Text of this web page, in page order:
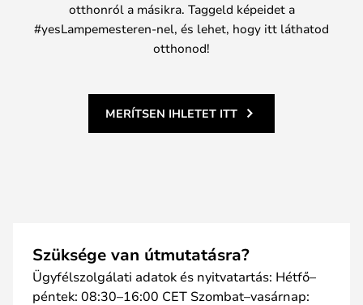
otthonról a másikra. Taggeld képeidet a
#yesLampemesteren-nel, és lehet, hogy itt láthatod
otthonod!
MERÍTSEN IHLETET ITT
Szüksége van útmutatásra?
Ügyfélszolgálati adatok és nyitvatartás: Hétfő–
péntek: 08:30–16:00 CET Szombat–vasárnap: